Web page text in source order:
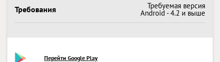
Требования Требуемая версия
Android - 4.2 и выше
Перейти Google Play